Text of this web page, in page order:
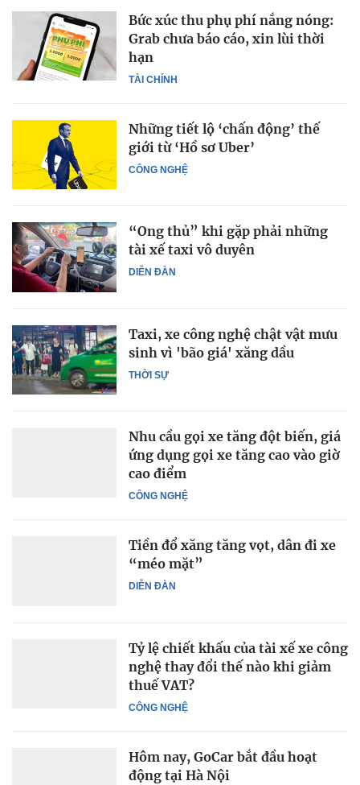
TÀI CHÍNH
Bức xúc thu phụ phí nắng nóng:
Grab chưa báo cáo, xin lùi thời
hạn
CÔNG NGHỆ
Những tiết lộ ‘chấn động’ thế
giới từ ‘Hồ sơ Uber’
DIỄN ĐÀN
“Ong thủ” khi gặp phải những
tài xế taxi vô duyên
THỜI SỰ
Taxi, xe công nghệ chật vật mưu
sinh vì 'bão giá' xăng dầu
CÔNG NGHỆ
Nhu cầu gọi xe tăng đột biến, giá
ứng dụng gọi xe tăng cao vào giờ
cao điểm
DIỄN ĐÀN
Tiền đổ xăng tăng vọt, dân đi xe
“méo mặt”
CÔNG NGHỆ
Tỷ lệ chiết khấu của tài xế xe công
nghệ thay đổi thế nào khi giảm
thuế VAT?
Hôm nay, GoCar bắt đầu hoạt
động tại Hà Nội